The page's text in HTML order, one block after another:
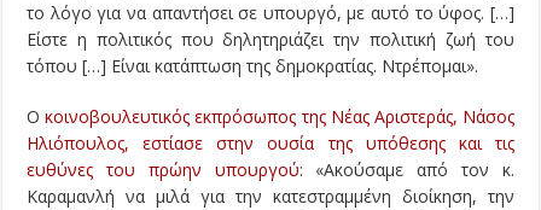
το λόγο για να απαντήσει σε υπουργό, με αυτό το ύφος. […]
Είστε η πολιτικός που δηλητηριάζει την πολιτική ζωή του
τόπου […] Είναι κατάπτωση της δημοκρατίας. Ντρέπομαι».
Οκοινοβουλευτικός εκπρόσωπος της Νέας Αριστεράς, Νάσος
Ηλιόπουλος, εστίασε στην ουσία της υπόθεσης και τις
ευθύνες του πρώην υπουργού: «Ακούσαμε από τον κ.
Καραμανλή να μιλά για την κατεστραμμένη διοίκηση, την